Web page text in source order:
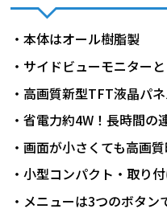
・本体はオール樹脂製
・サイドビューモニター
・高画質新型TFT液晶パ
・省電力約4W！長時間の
・画面が小さくても高画
・小型コンパクト・取り
・メニューは3つのボタ